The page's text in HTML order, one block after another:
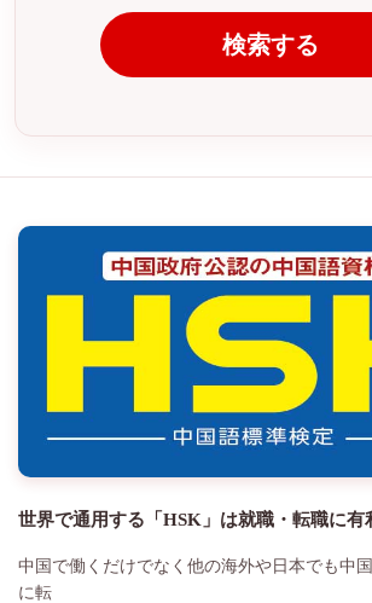
検索する
世界で通用する「HSK」は就職・転職に有
中国で働くだけでなく他の海外や日本でも中
に転